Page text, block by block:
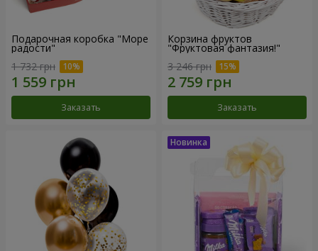
Подарочная коробка "Море
радости"
1 732 грн
Заказать
Корзина фруктов
"Фруктовая фантазия!"
3 246 грн
Заказать